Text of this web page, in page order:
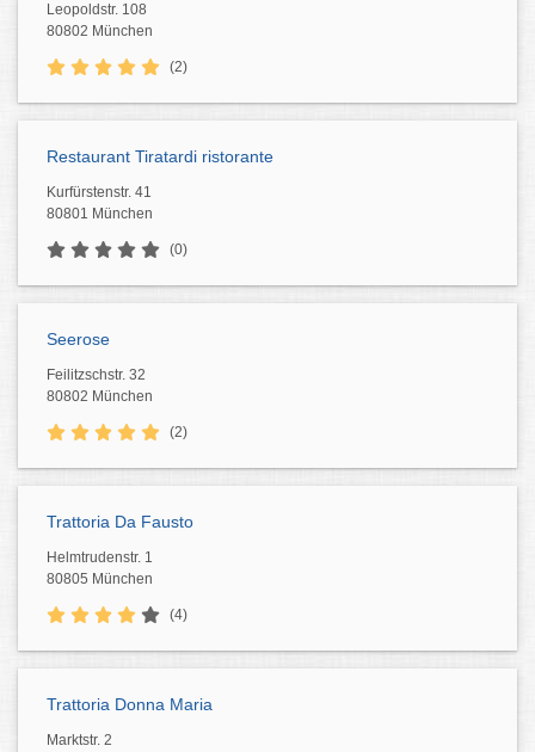
Leopoldstr. 108
80802 München
(2)
Restaurant Tiratardi ristorante
Kurfürstenstr. 41
80801 München
(0)
Seerose
Feilitzschstr. 32
80802 München
(2)
Trattoria Da Fausto
Helmtrudenstr. 1
80805 München
(4)
Trattoria Donna Maria
Marktstr. 2